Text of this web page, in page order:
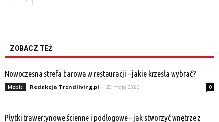
ZOBACZ TEŻ
Nowoczesna strefa barowa w restauracji – jakie krzesła wybrać?
Meble Redakcja Trendliving.pl - 28 maja 2026 0
Płytki trawertynowe ścienne i podłogowe – jak stworzyć wnętrze z